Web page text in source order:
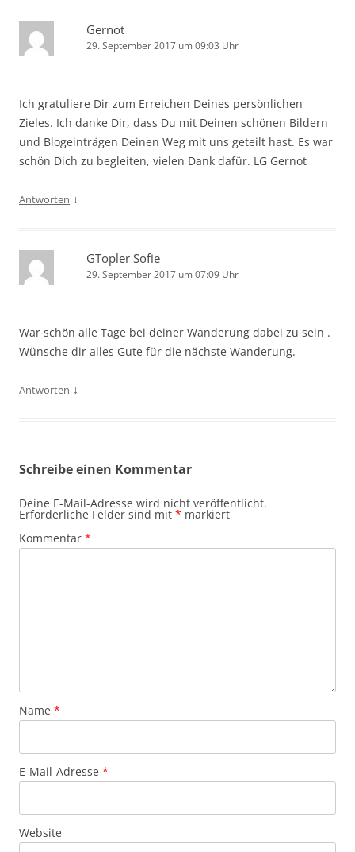
Gernot
29. September 2017 um 09:03 Uhr
Ich gratuliere Dir zum Erreichen Deines persönlichen
Zieles. Ich danke Dir, dass Du mit Deinen schönen Bildern
und Blogeinträgen Deinen Weg mit uns geteilt hast. Es war
schön Dich zu begleiten, vielen Dank dafür. LG Gernot
Antworten ↓
GTopler Sofie
29. September 2017 um 07:09 Uhr
War schön alle Tage bei deiner Wanderung dabei zu sein .
Wünsche dir alles Gute für die nächste Wanderung.
Antworten ↓
Schreibe einen Kommentar
Deine E-Mail-Adresse wird nicht veröffentlicht.
Erforderliche Felder sind mit * markiert
Kommentar *
Name *
E-Mail-Adresse *
Website